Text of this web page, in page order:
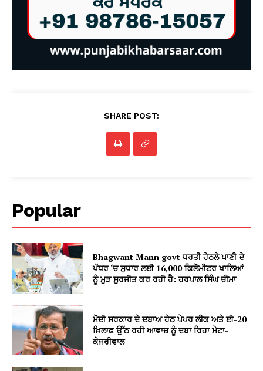
SHARE POST:
Popular
Bhagwant Mann govt ਧਰਤੀ ਹੇਠਲੇ ਪਾਣੀ ਦੇ
ਪੱਧਰ ‘ਚ ਸੁਧਾਰ ਲਈ 16,000 ਕਿਲੋਮੀਟਰ ਖਾਲਿਆਂ
ਨੂੰ ਮੁੜ ਸੁਰਜੀਤ ਕਰ ਰਹੀ ਹੈ: ਹਰਪਾਲ ਸਿੰਘ ਚੀਮਾ
ਮੋਦੀ ਸਰਕਾਰ ਦੇ ਦਬਾਅ ਹੇਠ ਪੇਪਰ ਲੀਕ ਅਤੇ ਈ-20
ਖ਼ਿਲਾਫ਼ ਉੱਠ ਰਹੀ ਆਵਾਜ਼ ਨੂੰ ਦਬਾ ਰਿਹਾ ਮੇਟਾ-
ਕੇਜਰੀਵਾਲ